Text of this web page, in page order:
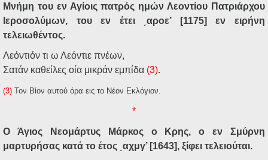
Μνήμη του εν Αγίοις πατρός ημών Λεοντίου Πατριάρχου
Ιεροσολύμων, του εν έτει ͵αροε’ [1175] εν ειρήνη
τελειωθέντος.
Λεόντιόν τι ω Λεόντιε πνέων,
Σατάν καθείλες οία μικράν εμπίδα (3).
(3) Τον Βίον αυτού όρα εις το Νέον Εκλόγιον.
*
Ο Άγιος Νεομάρτυς Μάρκος ο Κρης, ο εν Σμύρνη
μαρτυρήσας κατά το έτος ͵αχμγ’ [1643], ξίφει τελειούται.